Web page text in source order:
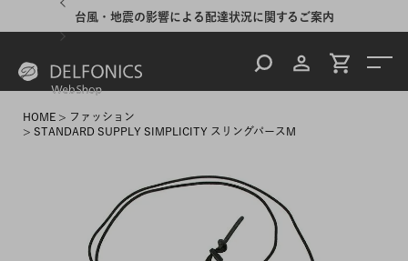
台風・地震の影響による配達状況に関するご案内
HOME
ファッション
STANDARD SUPPLY SIMPLICITY スリングパースM